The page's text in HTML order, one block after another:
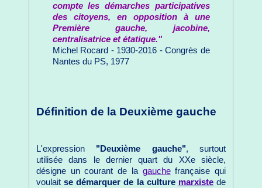
compte les démarches participatives
des citoyens, en opposition à une
Première gauche, jacobine,
centralisatrice et étatique."
Michel Rocard - 1930-2016 - Congrès de
Nantes du PS, 1977
Définition de la Deuxième gauche
L'expression "Deuxième gauche", surtout
utilisée dans le dernier quart du XXe siècle,
désigne un courant de la gauchefrançaise qui
voulaitse démarquer de la culture marxistede